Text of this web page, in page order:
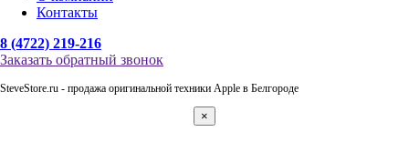
Контакты
8 (4722) 219-216
Заказать обратный звонок
SteveStore.ru - продажа оригинальной техники Apple в Белгороде
×